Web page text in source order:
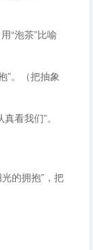
“泡茶”比喻
”。（把抽象
看我们”。
的拥抱”，把